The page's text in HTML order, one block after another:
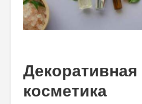
Декоративная
косметика